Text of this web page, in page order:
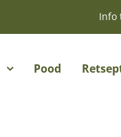
Info
Pood